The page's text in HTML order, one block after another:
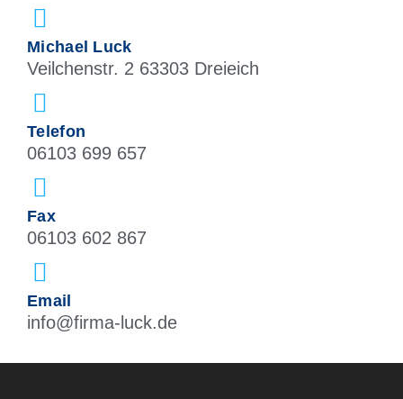
Michael Luck
Veilchenstr. 2 63303 Dreieich
Telefon
06103 699 657
Fax
06103 602 867
Email
info@firma-luck.de